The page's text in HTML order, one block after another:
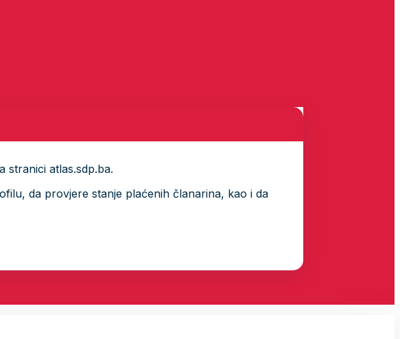
stranici atlas.sdp.ba.
da provjere stanje plaćenih članarina, kao i da